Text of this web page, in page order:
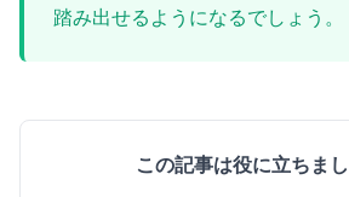
踏み出せるようになるでしょう。
この記事は役に立ちま